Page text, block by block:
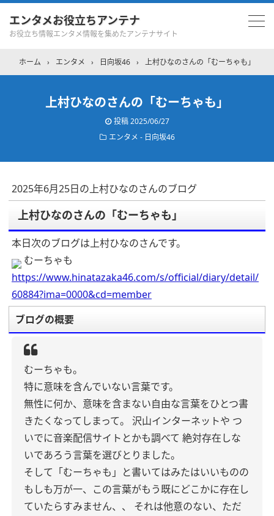
エンタメお役立ちアンテナ
お役立ち情報エンタメ情報を集めたアンテナサイト
ホーム › エンタメ › 日向坂46 › 上村ひなのさんの「むーちゃも」
上村ひなのさんの「むーちゃも」
投稿2025/06/27
エンタメ - 日向坂46
2025年6月25日の上村ひなのさんのブログ
上村ひなのさんの「むーちゃも」
本日次のブログは上村ひなのさんです。
むーちゃも
https://www.hinatazaka46.com/s/official/diary/detail/
60884?ima=0000&cd=member
ブログの概要
むーちゃも。
特に意味を含んでいない言葉です。
無性に何か、意味を含まない自由な言葉をひとつ書
きたくなってしまって。
沢山インターネットや つ
いでに音楽配信サイトとかも調べて 絶対存在しな
いであろう言葉を選びとりました。
そして「むーちゃも」と書いてはみたはいいものの
もしも万が一、この言葉がもう既にどこかに存在し
ていたらすみません、、
それは他意のない、ただ